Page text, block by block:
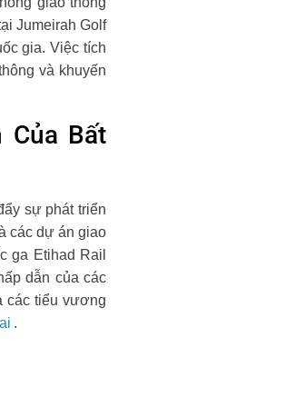
Jumeirah Golf
gia. Việc tích
và khuyến
Của Bất
sự phát triển
các dự án giao
ga Etihad Rail
dẫn của các
các tiểu vương
.